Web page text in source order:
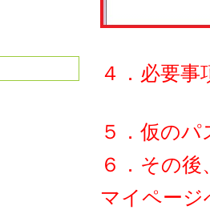
４．必要
５．仮の
６．その
マイページ